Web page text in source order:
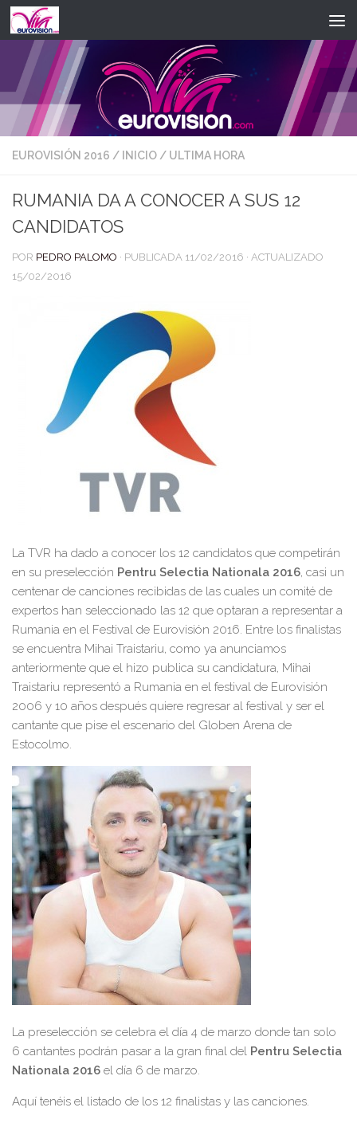
Saltar al contenido
EUROVISIÓN 2016 / INICIO/ ULTIMA HORA
RUMANIA DA A CONOCER A SUS 12
CANDIDATOS
POR PEDRO PALOMO · PUBLICADA 11/02/2016 · ACTUALIZADO
15/02/2016
La TVR ha dado a conocer los 12 candidatos que competirán
en su preselección Pentru Selectia Nationala 2016, casi un
centenar de canciones recibidas de las cuales un comité de
expertos han seleccionado las 12 que optaran a representar a
Rumania en el Festival de Eurovisión 2016. Entre los finalistas
se encuentra Mihai Traistariu, como ya anunciamos
anteriormente que el hizo publica su candidatura, Mihai
Traistariu representó a Rumania en el festival de Eurovisión
2006 y 10 años después quiere regresar al festival y ser el
cantante que pise el escenario del Globen Arena de
Estocolmo.
La preselección se celebra el día 4 de marzo donde tan solo
6 cantantes podrán pasar a la gran final del Pentru Selectia
Nationala 2016 el día 6 de marzo.
Aquí tenéis el listado de los 12 finalistas y las canciones.